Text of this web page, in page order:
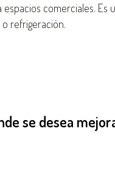
comerciales.
refrigeración.
se desea